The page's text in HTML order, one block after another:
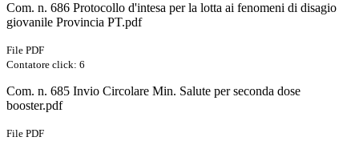
Com. n. 686 Protocollo d'intesa per la lotta ai fenomeni di disagio
giovanile Provincia PT.pdf
File PDF
Contatore click: 6
Com. n. 685 Invio Circolare Min. Salute per seconda dose
booster.pdf
File PDF